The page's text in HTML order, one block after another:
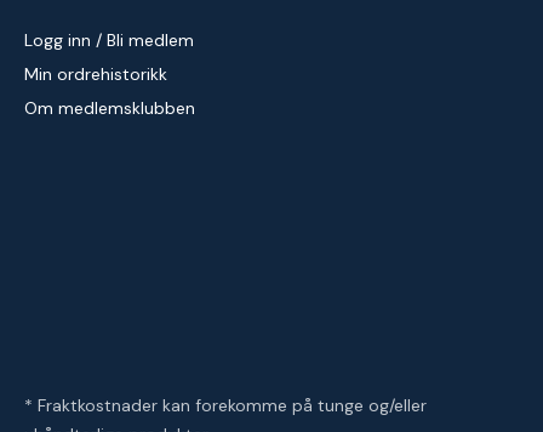
Logg inn / Bli medlem
Min ordrehistorikk
Om medlemsklubben
* Fraktkostnader kan forekomme på tunge og/eller